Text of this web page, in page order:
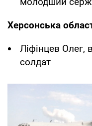
Херсонська
Ліфінцев Олег,
солдат